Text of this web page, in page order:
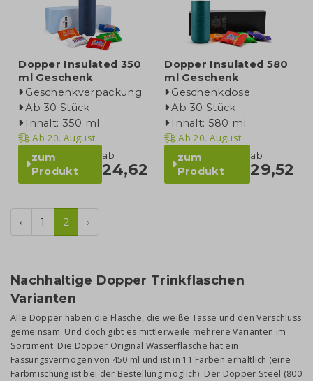
Dopper Insulated 350
ml Geschenk
Geschenkverpackung
Ab 30 Stück
Inhalt: 350 ml
Ab 20. August
zum
Produkt
ab
24,62
Dopper Insulated 580
ml Geschenk
Geschenkdose
Ab 30 Stück
Inhalt: 580 ml
Ab 20. August
zum
Produkt
ab
29,52
‹ 1 2 ›
Nachhaltige Dopper Trinkflaschen
Varianten
Alle Dopper haben die Flasche, die weiße Tasse und den Verschluss
gemeinsam. Und doch gibt es mittlerweile mehrere Varianten im
Sortiment. Die Dopper Original Wasserflasche hat ein
Fassungsvermögen von 450 ml und ist in 11 Farben erhältlich (eine
Farbmischung ist bei der Bestellung möglich). Der Dopper Steel (800